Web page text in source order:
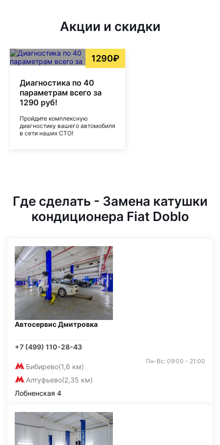
Акции и скидки
1290₽
Диагностика по 40
параметрам всего за
1290 руб!
Пройдите комплексную
диагностику вашего автомобиля
в сети наших СТО!
Где сделать - Замена катушки
кондиционера Fiat Doblo
Автосервис Дмитровка
+7 (499) 110-28-43
Бибирево(1,6 км)
Алтуфьево(2,35 км)
Пн-Вс: 09:00 - 21:00
Лобненская 4